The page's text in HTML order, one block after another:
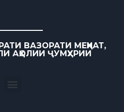
ВАЗОРАТИ МЕҲНАТ,
АҲОЛИИ ҶУМҲУРИИ